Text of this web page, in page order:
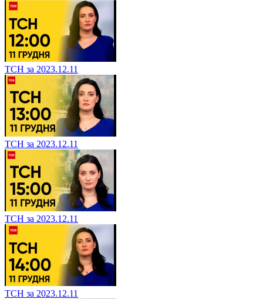
ТСН за 2023.12.11
ТСН за 2023.12.11
ТСН за 2023.12.11
ТСН за 2023.12.11